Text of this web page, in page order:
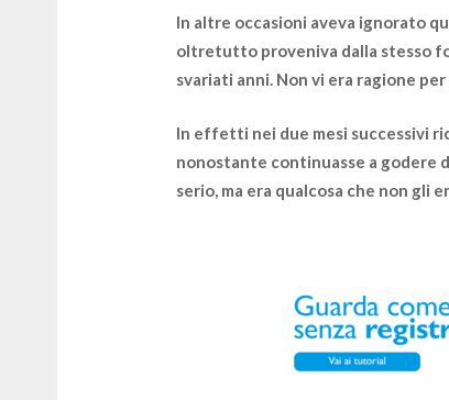
In altre occasioni aveva ignorato
oltretutto proveniva dalla stesso
svariati anni. Non vi era ragione
In effetti nei due mesi successivi
nonostante continuasse a godere
serio, ma era qualcosa che non gli